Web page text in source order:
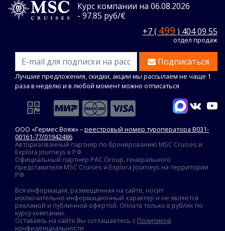
Курс компании на 06.08.2026
- 97.85 руб/€
+7 ( 499 ) 404 09 55
отдел продаж
Подписаться
Лучшие предложения, скидки, акции мы рассылаем не чаще 1
раза в неделю и в любой момент можно отписаться
ООО «Гермес Вояж» –реестровый номер туроператора В031-
00161-77/01942486
Авторизованный партнер по бронированию MSC Cruises и
Explora Journeys в РФ
Официальный партнер PAC Group, генерального
представителя MSC Cruises и Explora Journeys на территории
РФ
Вся информация, размещённая на сайте, носит
исключительно информационный характер и не является
рекламой и публичной офертой. Оплата только в рублях по
курсу компании.
Оставаясь на сайте Вы соглашаетесь с Политикой
конфиденциальности